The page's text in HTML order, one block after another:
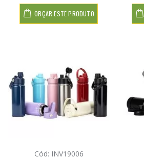
ORÇAR ESTE PRODUTO
Cód: INV19006